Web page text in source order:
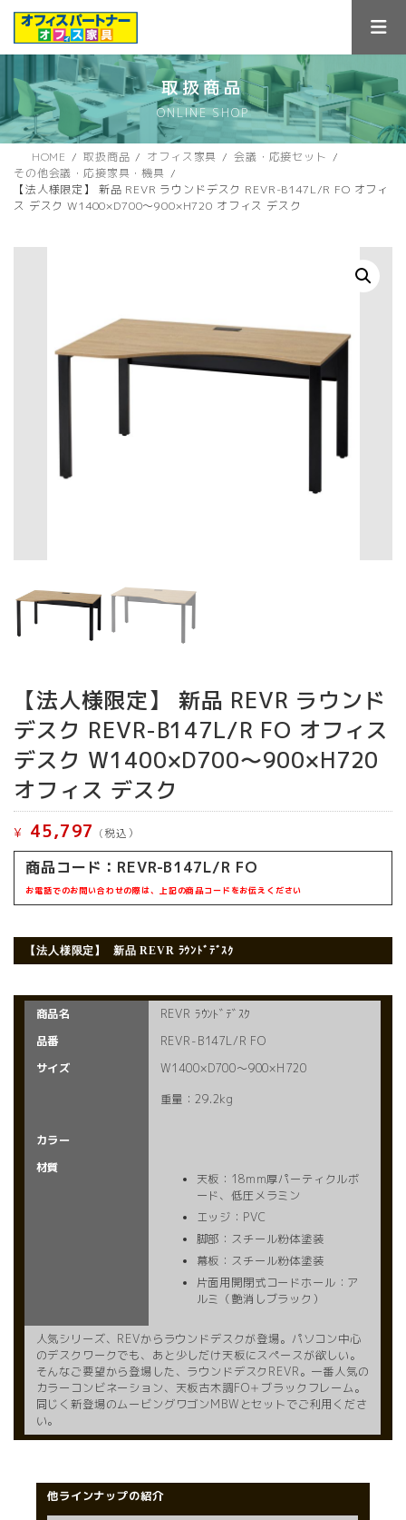
ス
キ
ン
に
取扱商品
ONLINE SHOP
HOME 取扱商品 オフィス家具
会議・応接セット
その他会議・応接家具・機具
【法人様限定】 新品 REVR ラウンドデスク REVR-B147L/R FO オフィ
ス デスク W1400×D700～900×H720 オフィス デスク
【法人様限定】 新品 REVR ラウンド
デスク REVR-B147L/R FO オフィス
デスク W1400×D700～900×H720
オフィス デスク
¥ 45,797 (税込）
商品コード： REVR-B147L/R FO
お電話でのお問い合わせの際は、上記の商品コードをお伝えください
【法人様限定】 新品REVR ﾗｳﾝﾄﾞﾃﾞｽｸ
商品名
REVR ﾗｳﾝﾄﾞﾃﾞｽｸ
品番
REVR-B147L/R FO
サイズ
W1400×D700～900×H720
重量：29.2kg
カラー
材質
天板：18mm厚パーティクルボ
ード、低圧メラミン
エッジ：PVC
脚部：スチール粉体塗装
幕板：スチール粉体塗装
片面用開閉式コードホール：ア
ルミ（艶消しブラック）
人気シリーズ、REVからラウンドデスクが登場。パソコン中心
のデスクワークでも、あと少しだけ天板にスペースが欲しい。
そんなご要望から登場した、ラウンドデスクREVR。一番人気の
カラーコンビネーション、天板古木調FO＋ブラックフレーム。
同じく新登場のムービングワゴンMBWとセットでご利用くださ
い。
他ラインナップの紹介